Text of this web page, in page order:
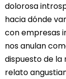
dolorosa
hacia dónde
con empresas
nos anulan
dispuesto de
relato